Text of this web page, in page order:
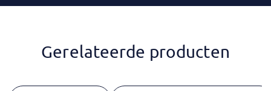
Gerelateerde producten